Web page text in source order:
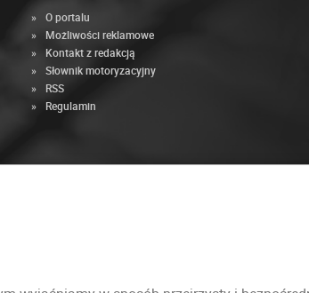
O portalu
Możliwości reklamowe
Kontakt z redakcją
Słownik motoryzacyjny
RSS
Regulamin